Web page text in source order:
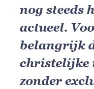
nog steeds
actueel.
belangrijk
christelijke
zonder